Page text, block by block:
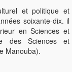
et politique et
soixante-dix. il
en Sciences et
des Sciences et
Manouba).